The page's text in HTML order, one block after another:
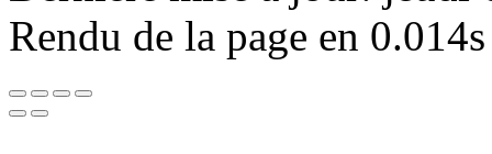
Rendu de la page en 0.014s